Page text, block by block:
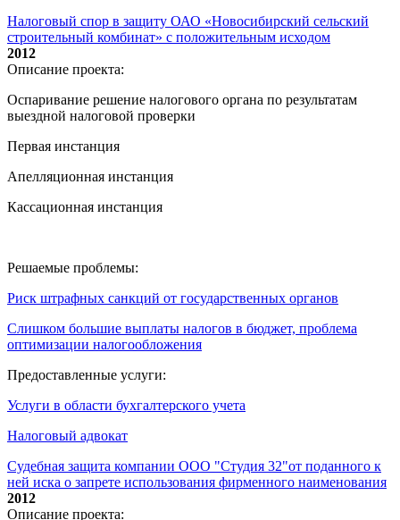
Налоговый спор в защиту ОАО «Новосибирский сельский
строительный комбинат» с положительным исходом
2012
Описание проекта:
Оспаривание решение налогового органа по результатам
выездной налоговой проверки
Первая инстанция
Апелляционная инстанция
Кассационная инстанция
Решаемые проблемы:
Риск штрафных санкций от государственных органов
Слишком большие выплаты налогов в бюджет, проблема
оптимизации налогообложения
Предоставленные услуги:
Услуги в области бухгалтерского учета
Налоговый адвокат
Судебная защита компании ООО "Студия 32"от поданного к
ней иска о запрете использования фирменного наименования
2012
Описание проекта: